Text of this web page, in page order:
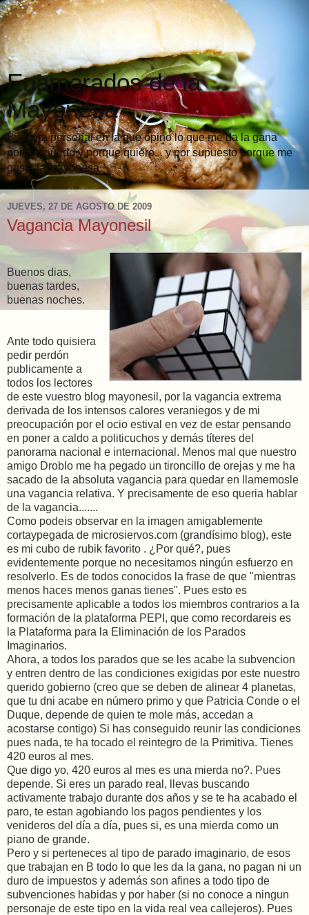
Enamorados de la
Mayonesa
Bitácora personal en la que opino lo que me da la gana
porque puedo y porque quiero... y por supuesto porque me
gusta la mayonesa
JUEVES, 27 DE AGOSTO DE 2009
Vagancia Mayonesil
Buenos dias,
buenas tardes,
buenas noches.
Ante todo quisiera
pedir perdón
publicamente a
todos los lectores
de este vuestro blog mayonesil, por la vagancia extrema
derivada de los intensos calores veraniegos y de mi
preocupación por el ocio estival en vez de estar pensando
en poner a caldo a politicuchos y demás títeres del
panorama nacional e internacional. Menos mal que nuestro
amigo Droblo me ha pegado un tironcillo de orejas y me ha
sacado de la absoluta vagancia para quedar en llamemosle
una vagancia relativa. Y precisamente de eso queria hablar
de la vagancia.......
Como podeis observar en la imagen amigablemente
cortaypegada de microsiervos.com (grandísimo blog), este
es mi cubo de rubik favorito . ¿Por qué?, pues
evidentemente porque no necesitamos ningún esfuerzo en
resolverlo. Es de todos conocidos la frase de que "mientras
menos haces menos ganas tienes". Pues esto es
precisamente aplicable a todos los miembros contrarios a la
formación de la plataforma PEPI, que como recordareis es
la Plataforma para la Eliminación de los Parados
Imaginarios.
Ahora, a todos los parados que se les acabe la subvencion
y entren dentro de las condiciones exigidas por este nuestro
querido gobierno (creo que se deben de alinear 4 planetas,
que tu dni acabe en número primo y que Patricia Conde o el
Duque, depende de quien te mole más, accedan a
acostarse contigo) Si has conseguido reunir las condiciones
pues nada, te ha tocado el reintegro de la Primitiva. Tienes
420 euros al mes.
Que digo yo, 420 euros al mes es una mierda no?. Pues
depende. Si eres un parado real, llevas buscando
activamente trabajo durante dos años y se te ha acabado el
paro, te estan agobiando los pagos pendientes y los
venideros del día a día, pues si, es una mierda como un
piano de grande.
Pero y si perteneces al tipo de parado imaginario, de esos
que trabajan en B todo lo que les da la gana, no pagan ni un
duro de impuestos y además son afines a todo tipo de
subvenciones habidas y por haber (si no conoce a ningun
personaje de este tipo en la vida real vea callejeros). Pues